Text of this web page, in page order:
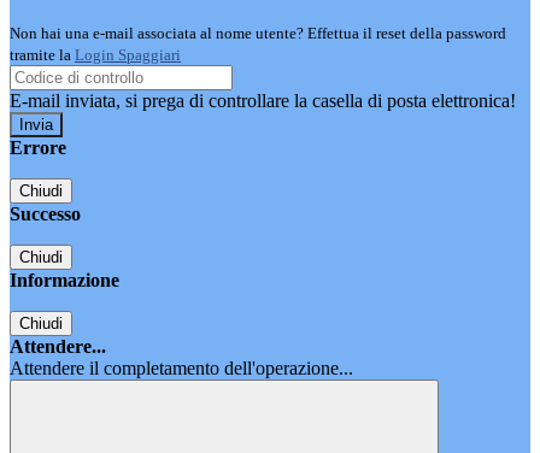
Non hai una e-mail associata al nome utente? Effettua il reset della password
tramite la Login Spaggiari
E-mail inviata, si prega di controllare la casella di posta elettronica!
Errore
Chiudi
Successo
Chiudi
Informazione
Chiudi
Attendere...
Attendere il completamento dell'operazione...